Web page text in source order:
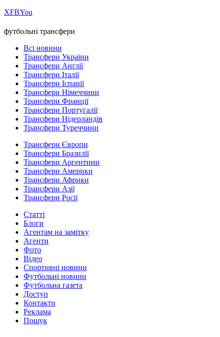
ХFBYou
футбольні трансфери
Всі новини
Трансфери України
Трансфери Англії
Трансфери Італії
Трансфери Іспанії
Трансфери Німеччини
Трансфери Франції
Трансфери Португалії
Трансфери Нідерландів
Трансфери Туреччини
Трансфери Європи
Трансфери Бразилії
Трансфери Аргентини
Трансфери Америки
Трансфери Африки
Трансфери Азії
Трансфери Росії
Статті
Блоги
Агентам на замітку
Агенти
Фото
Відео
Спортивні новини
Футбольні новини
Футбольна газета
Доступ
Контакти
Реклама
Пошук